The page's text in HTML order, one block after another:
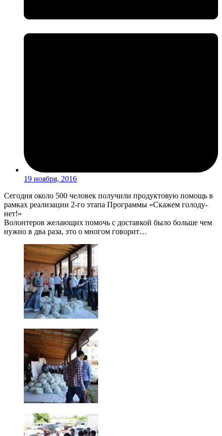
19 ноября, 2016
Сегодня около 500 человек получили продуктовую помощь в
рамках реализации 2-го этапа Программы «Скажем голоду-
нет!»
Волонтеров желающих помочь с доставкой было больше чем
нужно в два раза, это о многом говорит…